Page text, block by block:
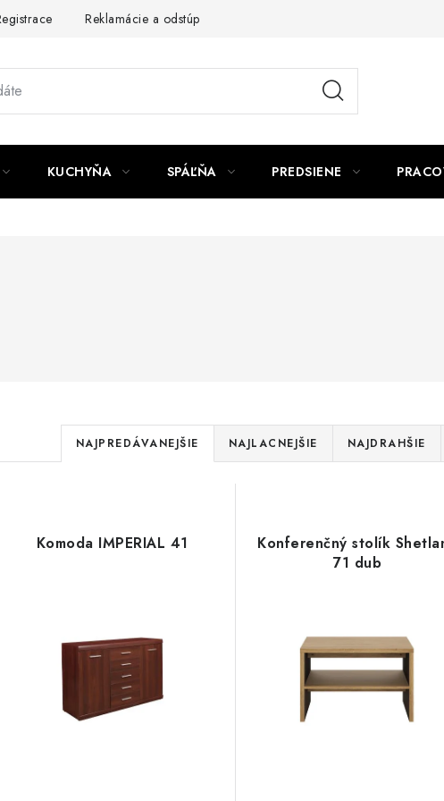
Reklamácie a odstúpenie od zmluvy
KUCHYŇA SPÁĽŇA PREDSIENE
R
a
e
e
p
r
NAJPREDÁVANEJŠIE NAJLACNEJŠIE NAJDRAHŠIE
Komoda IMPERIAL 41
Konferenčný stolík
71 dub